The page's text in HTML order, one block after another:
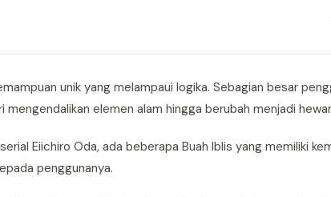
unik yang melampaui logika. Sebagian besar
elemen alam hingga berubah menjadi
Eiichiro Oda, ada beberapa Buah Iblis yang memiliki
penggunanya.